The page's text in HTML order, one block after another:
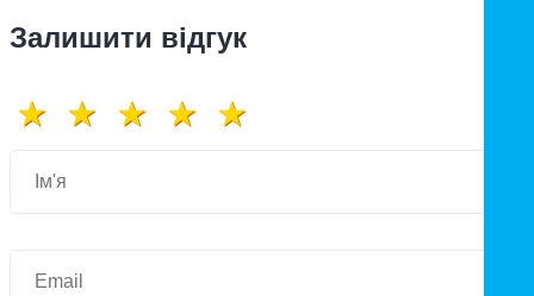
Залишити відгук